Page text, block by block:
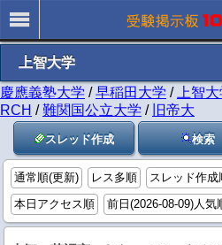
上智大学
慶應義塾大学 /早稲田大学 / 上智
RCH /難関国公立大学 / 旧帝大
スレッド作成 検索
通常順(更新) レス多順 スレッド作成
本日アクセス順
前日(2026-08-09)人気